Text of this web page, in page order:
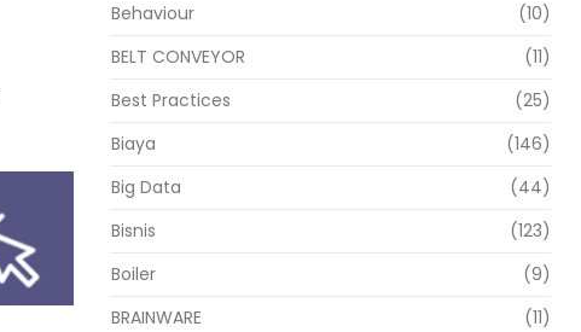
Behaviour
(10)
BELT CONVEYOR
(11)
Best Practices
(25)
Biaya
(146)
Big Data
(44)
Bisnis
(123)
Boiler
(9)
BRAINWARE
(11)